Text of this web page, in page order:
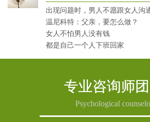
出现问题时，男人不愿跟女人沟
温尼科特：父亲，要怎么做？
女人不怕男人没有钱
都是自己一个人下班回家
专业咨询师
Psychological